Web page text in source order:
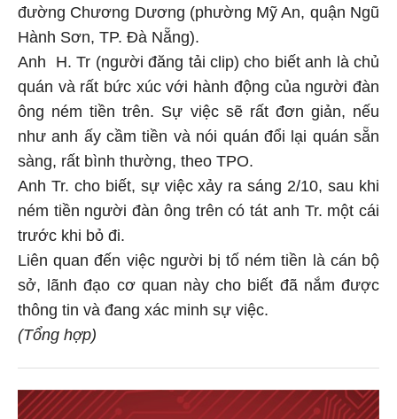
đường Chương Dương (phường Mỹ An, quận Ngũ
Hành Sơn, TP. Đà Nẵng).
Anh H. Tr (người đăng tải clip) cho biết anh là chủ
quán và rất bức xúc với hành động của người đàn
ông ném tiền trên. Sự việc sẽ rất đơn giản, nếu
như anh ấy cầm tiền và nói quán đổi lại quán sẵn
sàng, rất bình thường, theo TPO.
Anh Tr. cho biết, sự việc xảy ra sáng 2/10, sau khi
ném tiền người đàn ông trên có tát anh Tr. một cái
trước khi bỏ đi.
Liên quan đến việc người bị tố ném tiền là cán bộ
sở, lãnh đạo cơ quan này cho biết đã nắm được
thông tin và đang xác minh sự việc.
(Tổng hợp)